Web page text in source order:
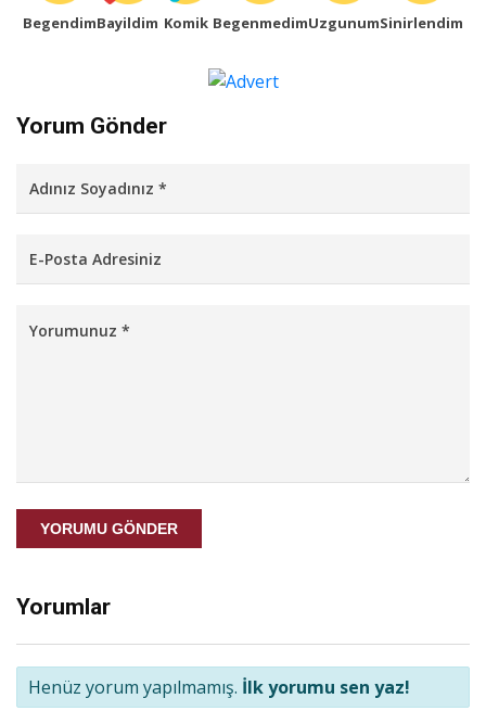
BegendimBayildim Komik BegenmedimUzgunumSinirlendim
Yorum Gönder
YORUMU GÖNDER
Yorumlar
Henüz yorum yapılmamış. İlk yorumu sen yaz!